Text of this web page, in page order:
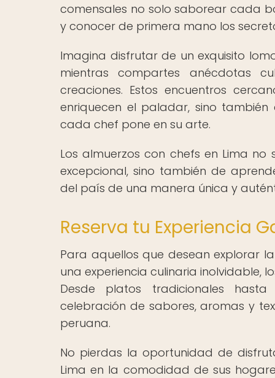
comensales no solo saborear cada
y conocer de primera mano los
Imagina disfrutar de un exquisito
mientras compartes anécdotas
creaciones. Estos encuentros
enriquecen el paladar, sino
cada chef pone en su arte.
Los almuerzos con chefs en Lima
excepcional, sino también de
del país de una manera única y
Reserva tu Experiencia
Para aquellos que desean explorar
una experiencia culinaria inolvidable,
Desde platos tradicionales
celebración de sabores, aromas y
peruana.
No pierdas la oportunidad de
Lima en la comodidad de sus